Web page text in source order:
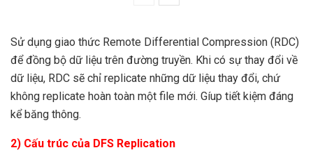
Sử dụng giao thức Remote Differential Compression (RDC)
để đồng bộ dữ liệu trên đường truyền. Khi có sự thay đổi về
dữ liệu, RDC sẽ chỉ replicate những dữ liệu thay đổi, chứ
không replicate hoàn toàn một file mới. Gíup tiết kiệm đáng
kể băng thông.
2) Cấu trúc của DFS Replication